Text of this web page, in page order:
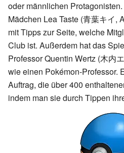
oder männlichen
Mädchen Lea Taste (青葉キイ,
mit Tipps zur Seite, welche
Club ist. Außerdem hat das
Professor Quentin Wertz (木内
wie einen Pokémon-Professor.
Auftrag, die über 400
indem man sie durch Tippen